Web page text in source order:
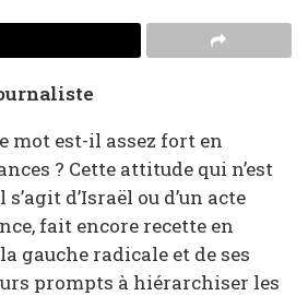
mot est-il assez fort en
? Cette attitude qui n’est
d’Israël ou d’un acte
fait encore recette en
gauche radicale et de ses
prompts à hiérarchiser les